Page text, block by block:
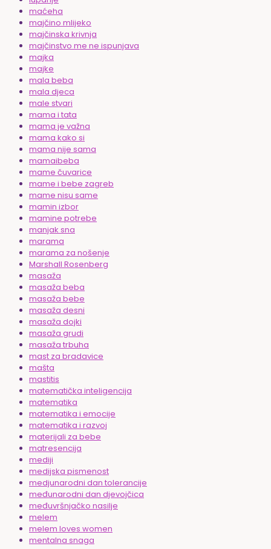
maćeha
majčino mlijeko
majčinska krivnja
majčinstvo me ne ispunjava
majka
majke
mala beba
mala djeca
male stvari
mama i tata
mama je važna
mama kako si
mama nije sama
mamaibeba
mame čuvarice
mame i bebe zagreb
mame nisu same
mamin izbor
mamine potrebe
manjak sna
marama
marama za nošenje
Marshall Rosenberg
masaža
masaža beba
masaža bebe
masaža desni
masaža dojki
masaža grudi
masaža trbuha
mast za bradavice
mašta
mastitis
matematička inteligencija
matematika
matematika i emocije
matematika i razvoj
materijali za bebe
matresencija
mediji
medijska pismenost
medjunarodni dan tolerancije
međunarodni dan djevojčica
međuvršnjačko nasilje
melem
melem loves women
mentalna snaga